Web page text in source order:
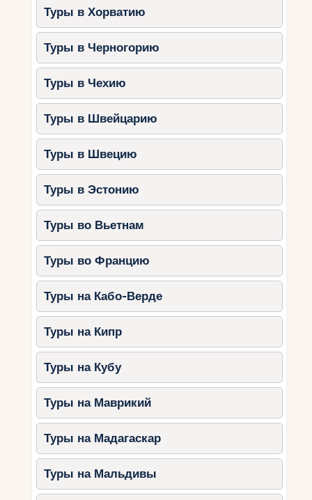
Туры в Хорватию
Туры в Черногорию
Туры в Чехию
Туры в Швейцарию
Туры в Швецию
Туры в Эстонию
Туры во Вьетнам
Туры во Францию
Туры на Кабо-Верде
Туры на Кипр
Туры на Кубу
Туры на Маврикий
Туры на Мадагаскар
Туры на Мальдивы